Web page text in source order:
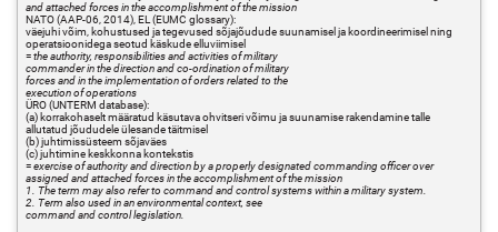
and attached forces in the accomplishment of the mission
NATO (AAP-06, 2014), EL (EUMC glossary):
väejuhi võim, kohustused ja tegevused sõjajõudude suunamisel ja koordineerimisel ning
operatsioonidega seotud käskude elluviimisel
=the authority, responsibilities and activities of military
commander in the direction and co-ordination of military
forces and in the implementation of orders related to the
execution of operations
ÜRO (UNTERM database):
(a) korrakohaselt määratud käsutava ohvitseri võimu ja suunamise rakendamine talle
allutatud jõududele ülesande täitmisel
(b) juhtimissüsteem sõjaväes
(c) juhtimine keskkonna kontekstis
=exercise of authority and direction by a properly designated commanding officer over
assigned and attached forces in the accomplishment of the mission
1. The term may also refer to command and control systems within a military system.
2. Term also used in an environmental context, see
command and control legislation.